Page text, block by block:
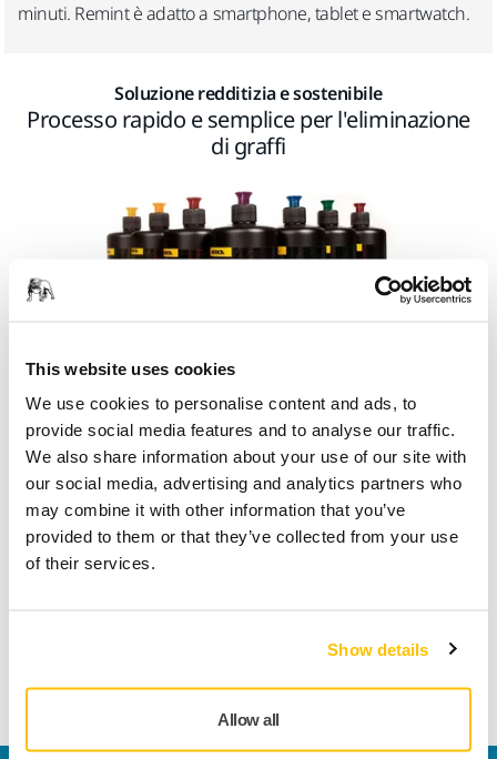
This website uses cookies
We use cookies to personalise content and ads, to
provide social media features and to analyse our traffic.
We also share information about your use of our site with
our social media, advertising and analytics partners who
may combine it with other information that you’ve
provided to them or that they’ve collected from your use
of their services.
Show details
Allow all
minuti. Remint è adatto a smartphone, tablet e smartwatch.
Soluzione redditizia e sostenibile
Processo rapido e semplice per l'eliminazione
di graffi
I costi necessari per la sostituzione del vetro del display dei
dispositivi rendono meno conveniente la sua sostituzione in
caso di soli difetti cosmetici, come i graffi, anche se il
dispositivo è di elevato valore. Grazie a Remint, è possibile
Scopri di più sulla soluzione Remint